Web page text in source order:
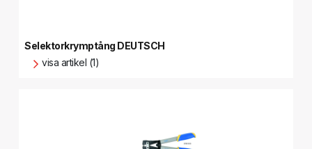
Selektorkrymptång DEUTSCH
visa artikel (1)